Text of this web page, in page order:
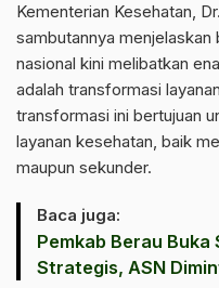
Kementerian Kesehatan,
sambutannya
nasional kini melibatkan
adalah transformasi
transformasi ini bertujuan
layanan kesehatan, baik
maupun sekunder.
Baca juga:
Pemkab Berau
Strategis, ASN